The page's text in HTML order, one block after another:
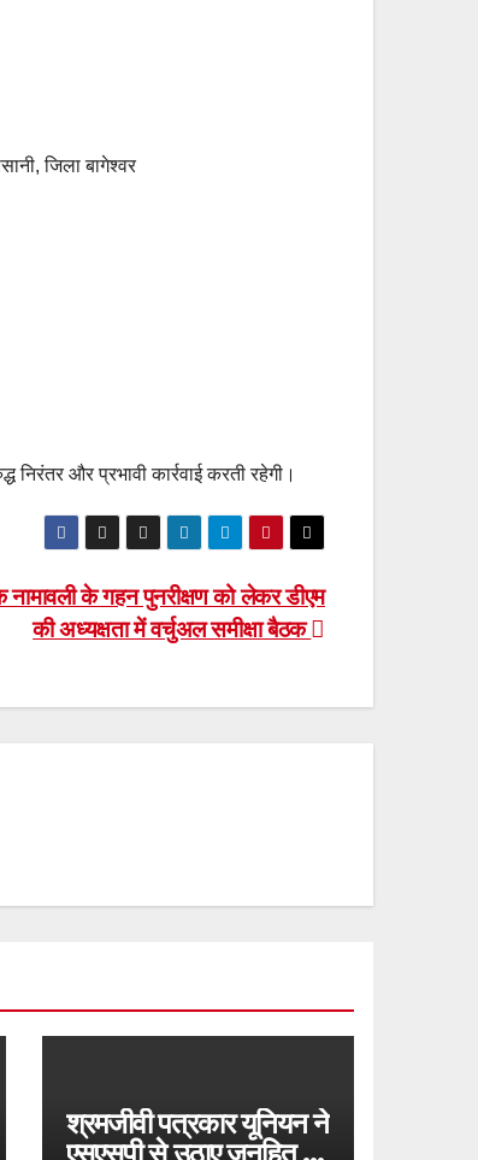
जिला बागेश्वर
और प्रभावी कार्रवाई करती रहेगी।
नामावली के गहन पुनरीक्षण को लेकर डीएम
की अध्यक्षता में वर्चुअल समीक्षा बैठक
श्रमजीवी पत्रकार यूनियन ने